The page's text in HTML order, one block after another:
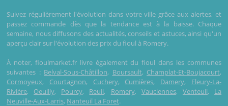
Suivez régulièrement l'évolution dans votre ville grâce aux alertes, et
passez commande dès que la tendance est à la baisse. Chaque
semaine, nous diffusons des actualités, conseils et astuces, ainsi qu'un
aperçu clair sur l'évolution des prix du fioul à Romery.
À noter, fioulmarket.fr livre également du fioul dans les communes
suivantes : Belval-Sous-Châtillon, Boursault, Champlat-Et-Boujacourt,
Cormoyeux, Courtagnon, Cuchery, Cumières, Damery, Fleury-La-
Rivière, Oeuilly, Pourcy, Reuil, Romery, Vauciennes, Venteuil, La
Neuville-Aux-Larris, Nanteuil La Foret.